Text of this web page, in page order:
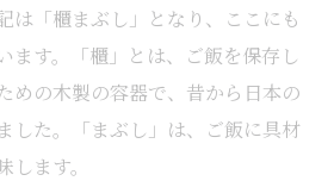
は「櫃まぶし」となり、ここにも
ます。「櫃」とは、ご飯を保存し
めの木製の容器で、昔から日本の
した。「まぶし」は、ご飯に具材
ます。